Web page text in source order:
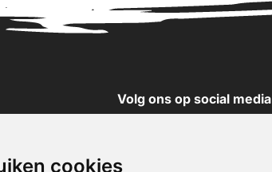
cookies
Volg ons op social media